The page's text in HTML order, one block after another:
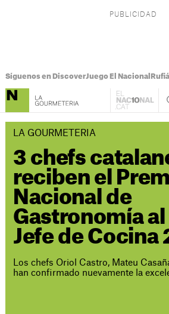
Síguenos en DiscoverJuego El Nacional
LA GOURMETERIA
3 chefs
reciben el
Nacional de
Gastronomía
Jefe de Cocina
Los chefs Oriol Castro, Mateu
han confirmado nuevamente la